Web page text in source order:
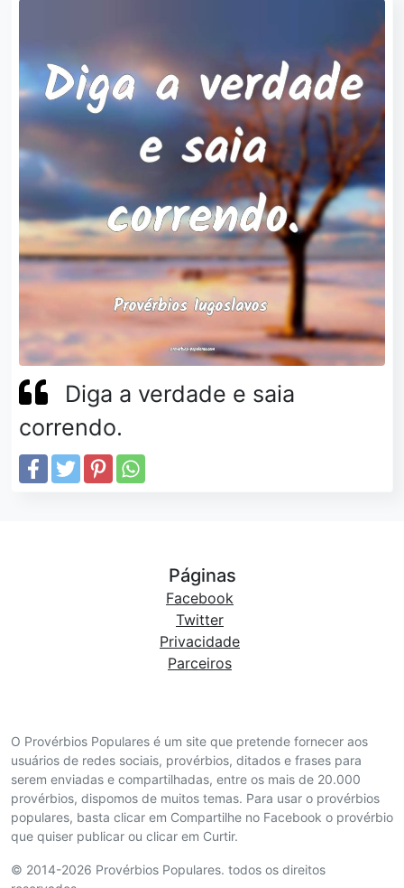
Diga a verdade e saia
correndo.
O Provérbios Populares é um site que pretende fornecer aos
usuários de redes sociais, provérbios, ditados e frases para
serem enviadas e compartilhadas, entre os mais de 20.000
provérbios, dispomos de muitos temas. Para usar o provérbios
populares, basta clicar em Compartilhe no Facebook o provérbio
que quiser publicar ou clicar em Curtir.
© 2014-2026 Provérbios Populares. todos os direitos
Páginas
Facebook
Twitter
Privacidade
Parceiros